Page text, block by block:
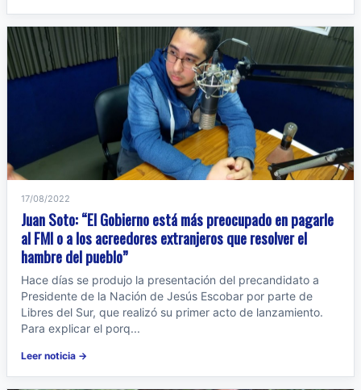
17/08/2022
Juan Soto: “El Gobierno está más preocupado en pagarle
al FMI o a los acreedores extranjeros que resolver el
hambre del pueblo”
Hace días se produjo la presentación del precandidato a
Presidente de la Nación de Jesús Escobar por parte de
Libres del Sur, que realizó su primer acto de lanzamiento.
Para explicar el porq...
Leer noticia →